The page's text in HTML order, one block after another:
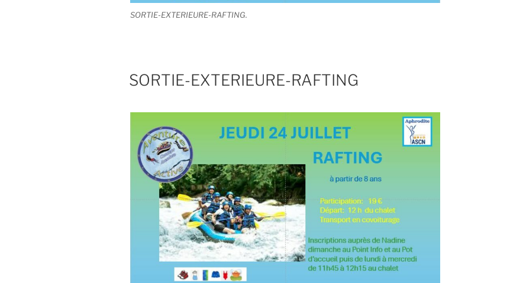
SORTIE-EXTERIEURE-RAFTING.
SORTIE-EXTERIEURE-RAFTING